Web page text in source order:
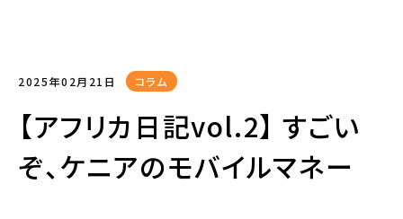
2025年02月21日 コラム
【アフリカ日記vol.2】 すごい
ぞ、ケニアのモバイルマネー